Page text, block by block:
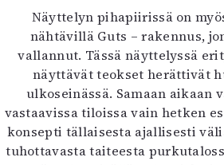
Näyttelyn pihapiirissä on
nähtävillä Guts – rakennus,
vallannut. Tässä näyttelyssä
näyttävät teokset herättivät
ulkoseinässä. Samaan aikaan
vastaavissa tiloissa vain hetken
konsepti tällaisesta ajallisesti
tuhottavasta taiteesta